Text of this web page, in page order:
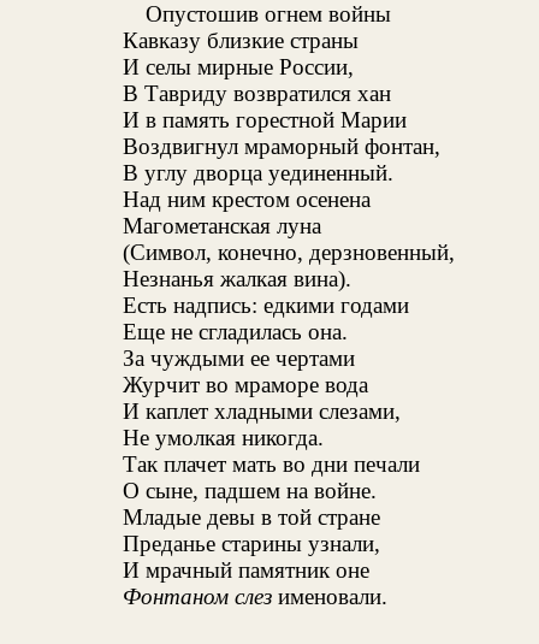
Опустошив огнем войны
Кавказу близкие страны
И селы мирные России,
В Тавриду возвратился хан
И в память горестной Марии
Воздвигнул мраморный фонтан,
В углу дворца уединенный.
Над ним крестом осенена
Магометанская луна
(Символ, конечно, дерзновенный,
Незнанья жалкая вина).
Есть надпись: едкими годами
Еще не сгладилась она.
За чуждыми ее чертами
Журчит во мраморе вода
И каплет хладными слезами,
Не умолкая никогда.
Так плачет мать во дни печали
О сыне, падшем на войне.
Младые девы в той стране
Преданье старины узнали,
И мрачный памятник оне
Фонтаном слез именовали.